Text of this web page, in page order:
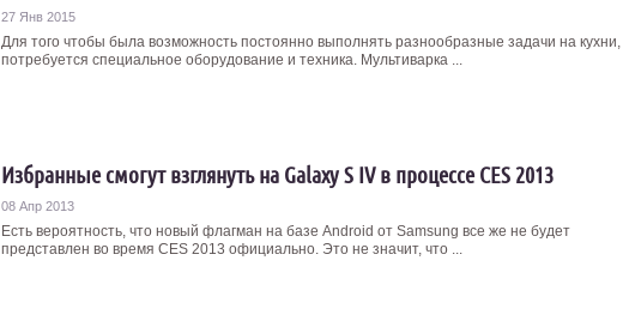
27 Янв 2015
Для того чтобы была возможность постоянно выполнять разнообразные задачи на кухни,
потребуется специальное оборудование и техника. Мультиварка ...
Избранные смогут взглянуть на Galaxy S IV в процессе CES 2013
08 Апр 2013
Есть вероятность, что новый флагман на базе Android от Samsung все же не будет
представлен во время CES 2013 официально. Это не значит, что ...